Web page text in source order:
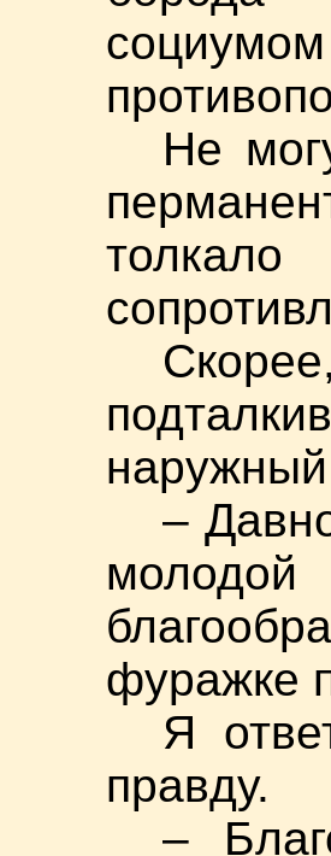
Не
–
молодой
фуражке
Я
правду.
–